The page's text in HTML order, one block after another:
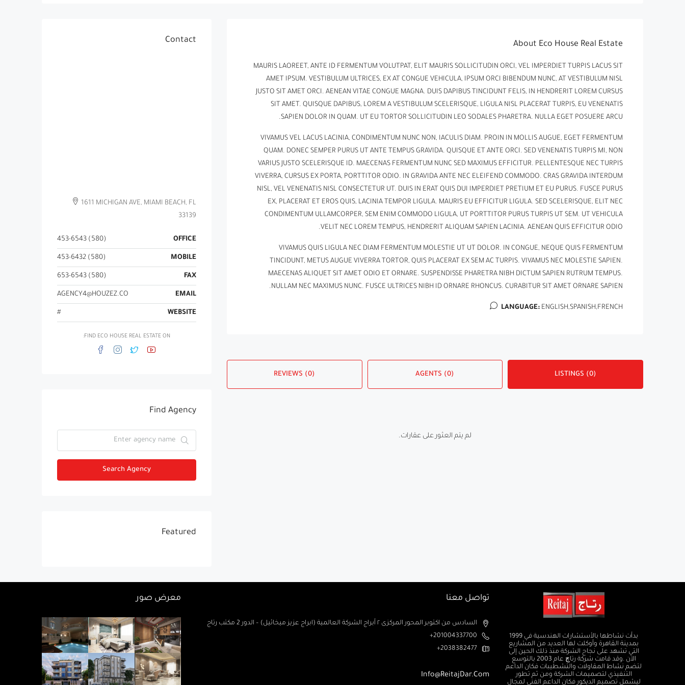
About Eco House Real Estate
MAURIS LAOREET, ANTE ID FERMENTUM VOLUTPAT, ELIT MAURIS SOLLICITUDIN ORCI, VEL IMPERDIET TURPIS LACUS SIT
AMET IPSUM. VESTIBULUM ULTRICES, EX AT CONGUE VEHICULA, IPSUM ORCI BIBENDUM NUNC, AT VESTIBULUM NISL
JUSTO SIT AMET ORCI. AENEAN VITAE CONGUE MAGNA. DUIS DAPIBUS TINCIDUNT FELIS, IN HENDRERIT LOREM CURSUS
SIT AMET. QUISQUE DAPIBUS, LOREM A VESTIBULUM SCELERISQUE, LIGULA NISL PLACERAT TURPIS, EU VENENATIS
SAPIEN DOLOR IN QUAM. UT EU TORTOR SOLLICITUDIN LEO SODALES PHARETRA. NULLA EGET POSUERE ARCU.
VIVAMUS VEL LACUS LACINIA, CONDIMENTUM NUNC NON, IACULIS DIAM. PROIN IN MOLLIS AUGUE, EGET FERMENTUM
QUAM. DONEC SEMPER PURUS UT ANTE TEMPUS GRAVIDA. QUISQUE ET ANTE ORCI. SED VENENATIS TURPIS MI, NON
VARIUS JUSTO SCELERISQUE ID. MAECENAS FERMENTUM NUNC SED MAXIMUS EFFICITUR. PELLENTESQUE NEC TURPIS
VIVERRA, CURSUS EX PORTA, PORTTITOR ODIO. IN GRAVIDA ANTE NEC ELEIFEND COMMODO. CRAS GRAVIDA INTERDUM
NISL, VEL VENENATIS NISL CONSECTETUR UT. DUIS IN ERAT QUIS DUI IMPERDIET PRETIUM ET EU PURUS. FUSCE PURUS
EX, PLACERAT ET EROS QUIS, LACINIA TEMPOR LIGULA. MAURIS EU EFFICITUR LIGULA. SED SCELERISQUE, ELIT NEC
CONDIMENTUM ULLAMCORPER, SEM ENIM COMMODO LIGULA, UT PORTTITOR PURUS TURPIS UT SEM. UT VEHICULA
VELIT NEC LOREM TEMPUS, HENDRERIT ALIQUAM SAPIEN LACINIA. AENEAN QUIS EFFICITUR ODIO.
VIVAMUS QUIS LIGULA NEC DIAM FERMENTUM MOLESTIE UT UT DOLOR. IN CONGUE, NEQUE QUIS FERMENTUM
TINCIDUNT, METUS AUGUE VIVERRA TORTOR, QUIS PLACERAT EX SEM AC TURPIS. VIVAMUS NEC MOLESTIE SAPIEN.
MAECENAS ALIQUET SIT AMET ODIO ET ORNARE. SUSPENDISSE PHARETRA NIBH DICTUM SAPIEN RUTRUM TEMPUS.
NULLAM NEC MAXIMUS NUNC. FUSCE ULTRICES NIBH ID ORNARE RHONCUS. CURABITUR SIT AMET ORNARE SAPIEN.
LANGUAGE: ENGLISH,SPANISH,FRENCH
LISTINGS (0)
AGENTS (0)
REVIEWS (0)
لم يتم العثور على عقارات.
Contact
1611 MICHIGAN AVE, MIAMI BEACH, FL
33139
OFFICE
(580) 453-6543
MOBILE
(580) 453-6432
FAX
(580) 653-6543
EMAIL
AGENCY4@HOUZEZ.CO
WEBSITE
#
FIND ECO HOUSE REAL ESTATE ON:
Find Agency
Search Agency
Featured
بدأت نشاطها بالأستشارات الهندسية في 1999
بمدينة القاهرة وأوكلت لها العديد من المشاريع
التي تشهد على نجاح الشركة منذ ذلك الحين إلى
الآن .وقد قامت شركة رتاچ عام 2003 بالتوسع
لتضم نشاط المقاولات والتشطيبات فكان الداعم
التنفيذي لتصميمات الشركة ومن ثم تطور
ليشمل تصميم الديكور فكان الداعم الفني لمجال
تواصل معنا
السادس من اكتوبر المحور المركزى ٢ أبراج الشركة العالمية (ابراج عزيز ميخائيل) – الدور 2 مكتب رتاج
201004337700+
2038382477+
Info@ReitajDar.com
معرض صور